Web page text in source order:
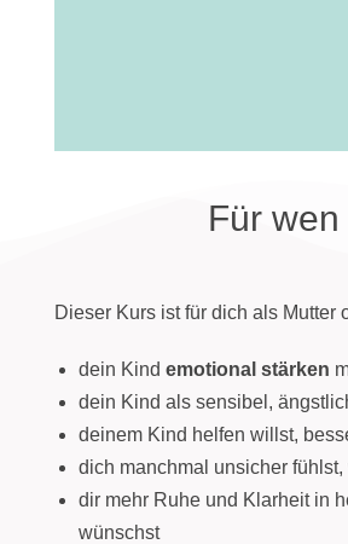
Für
Dieser Kurs ist für dich als Mutter
dein Kind emotional stärken
dein Kind als sensibel,
deinem Kind helfen willst,
dich manchmal unsicher fühlst,
dir mehr Ruhe und Klarheit in
wünschst